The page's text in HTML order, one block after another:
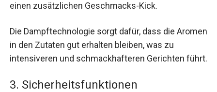
einen zusätzlichen Geschmacks-Kick.
Die Dampftechnologie sorgt dafür, dass die Aromen
in den Zutaten gut erhalten bleiben, was zu
intensiveren und schmackhafteren Gerichten führt.
3. Sicherheitsfunktionen